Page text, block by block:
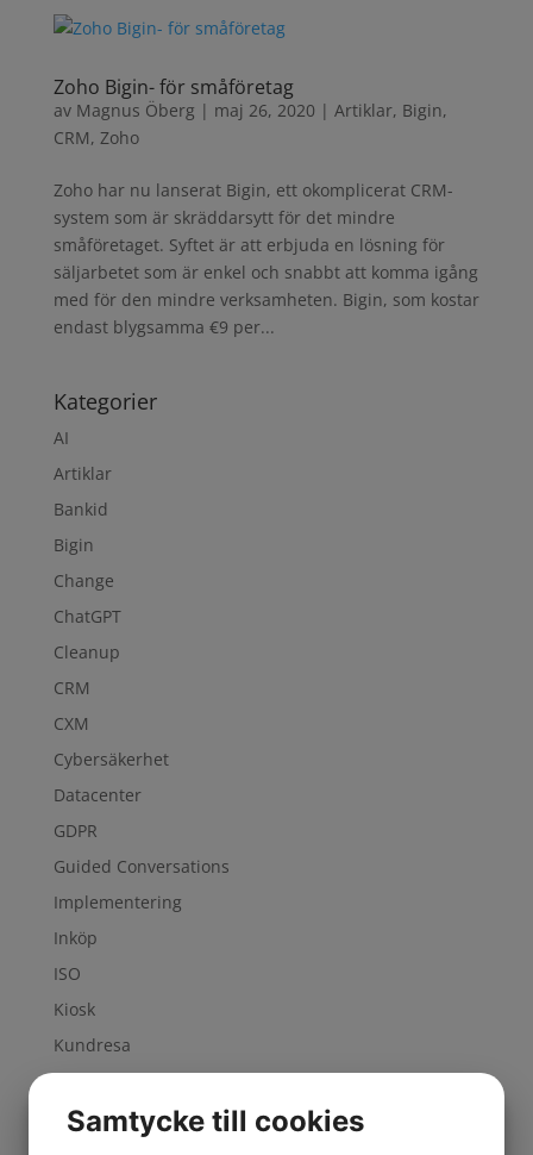
Zoho Bigin- för småföretag
av Magnus Öberg | maj 26, 2020 | Artiklar, Bigin,
CRM, Zoho
Zoho har nu lanserat Bigin, ett okomplicerat CRM-
system som är skräddarsytt för det mindre
småföretaget. Syftet är att erbjuda en lösning för
säljarbetet som är enkel och snabbt att komma igång
med för den mindre verksamheten. Bigin, som kostar
endast blygsamma €9 per...
Kategorier
AI
Artiklar
Bankid
Bigin
Change
ChatGPT
Cleanup
CRM
CXM
Cybersäkerhet
Datacenter
GDPR
Guided Conversations
Implementering
Inköp
ISO
Kiosk
Kundresa
molnlagring
Projekt
Samtycke till cookies